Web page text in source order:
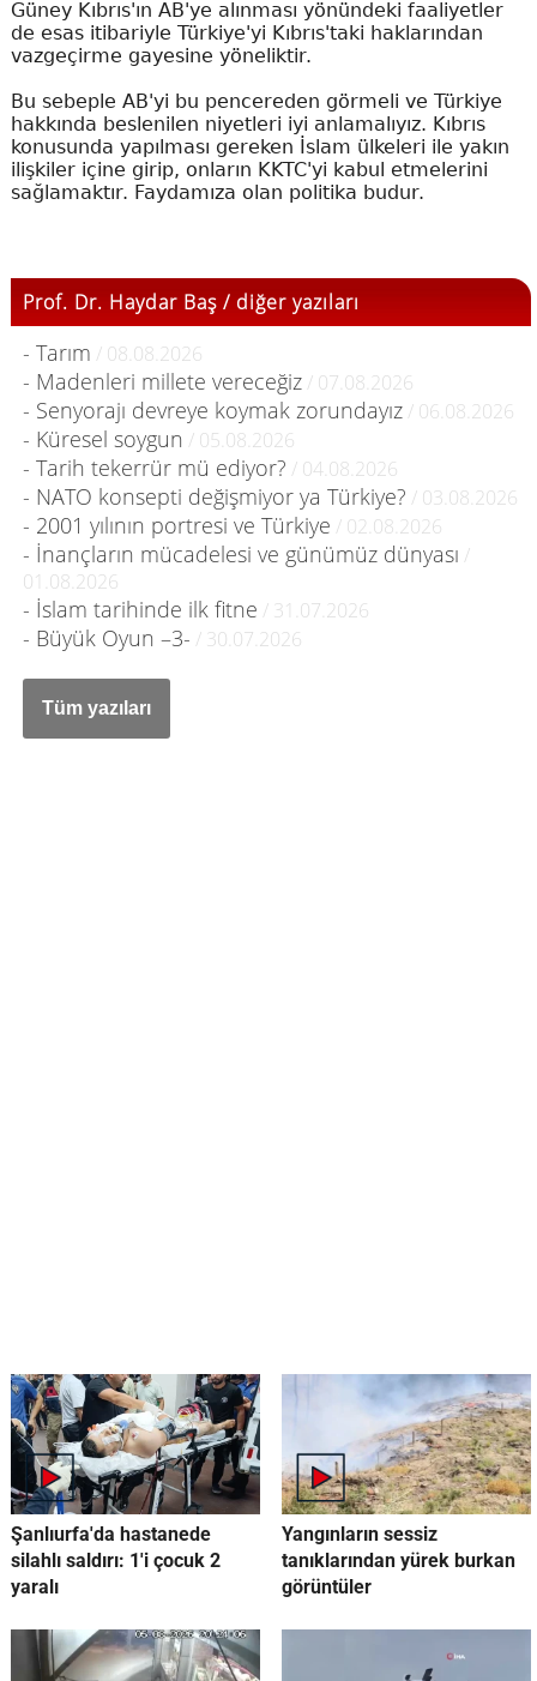
Güney Kıbrıs'ın AB'ye alınması yönündeki faaliyetler
de esas itibariyle Türkiye'yi Kıbrıs'taki haklarından
vazgeçirme gayesine yöneliktir.
Bu sebeple AB'yi bu pencereden görmeli ve Türkiye
hakkında beslenilen niyetleri iyi anlamalıyız. Kıbrıs
konusunda yapılması gereken İslam ülkeleri ile yakın
ilişkiler içine girip, onların KKTC'yi kabul etmelerini
sağlamaktır. Faydamıza olan politika budur.
Prof. Dr. Haydar Baş / diğer yazıları
- Tarım / 08.08.2026
- Madenleri millete vereceğiz/ 07.08.2026
- Senyorajı devreye koymak zorundayız/ 06.08.2026
- Küresel soygun / 05.08.2026
- Tarih tekerrür mü ediyor? / 04.08.2026
- NATO konsepti değişmiyor ya Türkiye? / 03.08.2026
- 2001 yılının portresi ve Türkiye / 02.08.2026
- İnançların mücadelesi ve günümüz dünyası /
01.08.2026
- İslam tarihinde ilk fitne / 31.07.2026
- Büyük Oyun –3- / 30.07.2026
Şanlıurfa'da hastanede
silahlı saldırı: 1'i çocuk 2
yaralı
Yangınların sessiz
tanıklarından yürek burkan
görüntüler